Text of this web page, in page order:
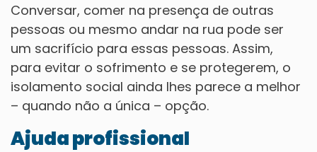
Conversar, comer na presença de outras
pessoas ou mesmo andar na rua pode ser
um sacrifício para essas pessoas. Assim,
para evitar o sofrimento e se protegerem, o
isolamento social ainda lhes parece a melhor
– quando não a única – opção.
Ajuda profissional